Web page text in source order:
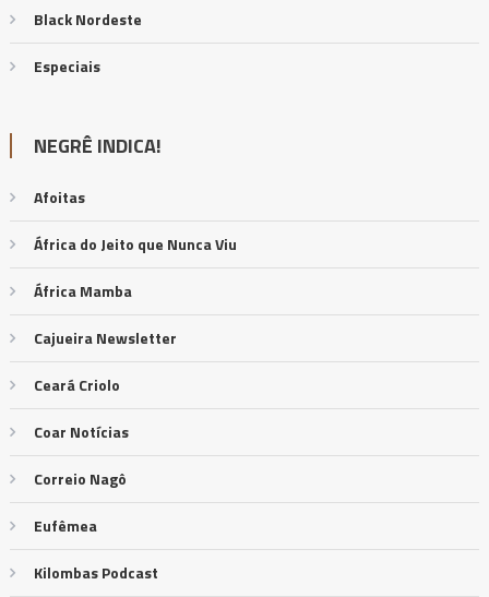
Black Nordeste
Especiais
NEGRÊ INDICA!
Afoitas
África do Jeito que Nunca Viu
África Mamba
Cajueira Newsletter
Ceará Criolo
Coar Notícias
Correio Nagô
Eufêmea
Kilombas Podcast